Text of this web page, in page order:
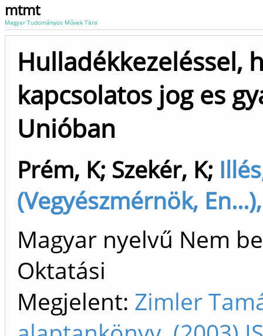
mtmt
Magyar Tudományos Művek Tára
Hulladékkezeléssel,
kapcsolatos jog es
Unióban
Prém, K; Szekér, K;
(Vegyészmérnök,
Magyar nyelvű Nem
Oktatási
Megjelent: Zimler